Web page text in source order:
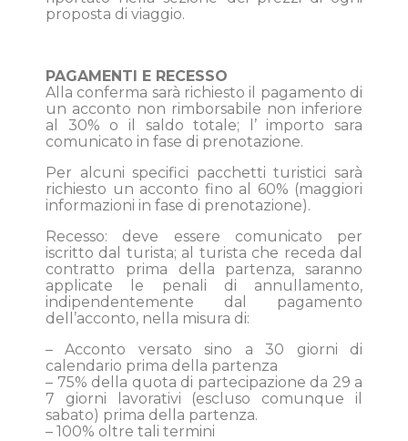
proposta di viaggio.
PAGAMENTI E RECESSO
Alla conferma sarà richiesto il pagamento di
un acconto non rimborsabile non inferiore
al 30% o il saldo totale; l’ importo sara
comunicato in fase di prenotazione.
Per alcuni specifici pacchetti turistici sarà
richiesto un acconto fino al 60% (maggiori
informazioni in fase di prenotazione).
Recesso: deve essere comunicato per
iscritto dal turista; al turista che receda dal
contratto prima della partenza, saranno
applicate le penali di annullamento,
indipendentemente dal pagamento
dell’acconto, nella misura di:
– Acconto versato sino a 30 giorni di
calendario prima della partenza
– 75% della quota di partecipazione da 29 a
7 giorni lavorativi (escluso comunque il
sabato) prima della partenza.
– 100% oltre tali termini